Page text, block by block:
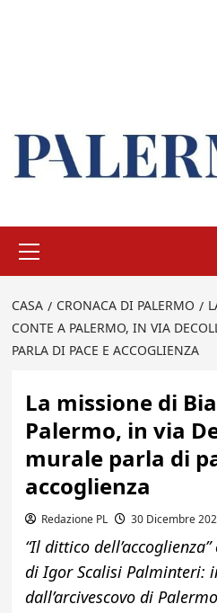
principale
CASA CRONACA DI PALERMO
CONTE A PALERMO, IN VIA
PARLA DI PACE E ACCOGLIENZA
La missione di
Palermo, in via
murale parla di
accoglienza
Redazione PL 30 Dicembre
“Il dittico
di Igor Scalisi Palminteri:
dall’arcivescovo di